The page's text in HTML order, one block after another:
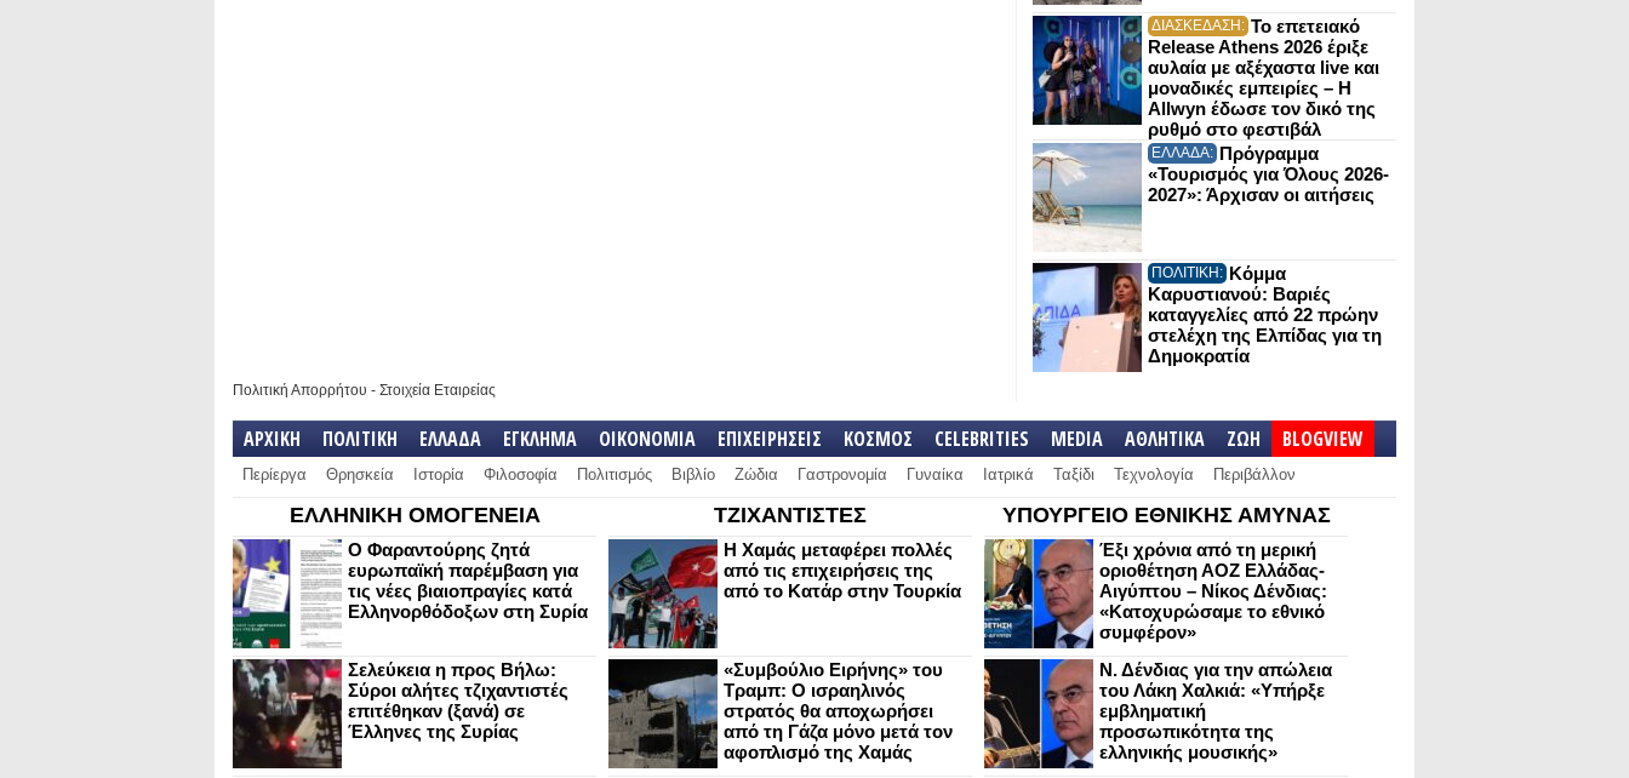
ΔΙΑΣΚΕΔΑΣΗ: Το επετειακό
Release Athens 2026 έριξε
αυλαία με αξέχαστα live και
μοναδικές εμπειρίες – Η
Allwyn έδωσε τον δικό της
ρυθμό στο φεστιβάλ
ΕΛΛΑΔΑ: Πρόγραμμα
«Τουρισμός για Όλους 2026-
2027»: Άρχισαν οι αιτήσεις
ΠΟΛΙΤΙΚΗ: Κόμμα
Καρυστιανού: Βαριές
καταγγελίες από 22 πρώην
στελέχη της Ελπίδας για τη
Δημοκρατία
Πολιτική Απορρήτου - Στοιχεία Εταιρείας
ΑΡΧΙΚΗ ΠΟΛΙΤΙΚΗ ΕΛΛΑΔΑ ΕΓΚΛΗΜΑ ΟΙΚΟΝΟΜΙΑ ΕΠΙΧΕΙΡΗΣΕΙΣ ΚΟΣΜΟΣ CELEBRITIES MEDIA ΑΘΛΗΤΙΚΑ ΖΩΗ BLOGVIEW
Περίεργα Θρησκεία Ιστορία Φιλοσοφία Πολιτισμός Βιβλίο Ζώδια Γαστρονομία Γυναίκα Ιατρικά Ταξίδι Τεχνολογία Περιβάλλον
ΕΛΛΗΝΙΚΗ ΟΜΟΓΕΝΕΙΑ
Ο Φαραντούρης ζητά
ευρωπαϊκή παρέμβαση για
τις νέες βιαιοπραγίες κατά
Ελληνορθόδοξων στη Συρία
Σελεύκεια η προς Βήλω:
Σύροι αλήτες τζιχαντιστές
επιτέθηκαν (ξανά) σε
Έλληνες της Συρίας
ΤΖΙΧΑΝΤΙΣΤΕΣ
Η Χαμάς μεταφέρει πολλές
από τις επιχειρήσεις της
από το Κατάρ στην Τουρκία
«Συμβούλιο Ειρήνης» του
Τραμπ: Ο ισραηλινός
στρατός θα αποχωρήσει
από τη Γάζα μόνο μετά τον
αφοπλισμό της Χαμάς
ΥΠΟΥΡΓΕΙΟ ΕΘΝΙΚΗΣ ΑΜΥΝΑΣ
Έξι χρόνια από τη μερική
οριοθέτηση ΑΟΖ Ελλάδας-
Αιγύπτου – Νίκος Δένδιας:
«Κατοχυρώσαμε το εθνικό
συμφέρον»
Ν. Δένδιας για την απώλεια
του Λάκη Χαλκιά: «Υπήρξε
εμβληματική
προσωπικότητα της
ελληνικής μουσικής»